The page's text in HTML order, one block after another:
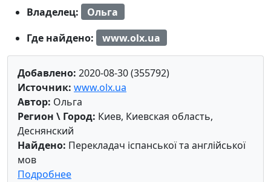
Владелец:
Ольга
Где найдено:
www.olx.ua
Добавлено: 2020-08-30 (355792)
Источник: www.olx.ua
Автор: Ольга
Регион \ Город: Киев, Киевская область,
Деснянский
Найдено: Перекладач іспанської та англійської
мов
Подробнее